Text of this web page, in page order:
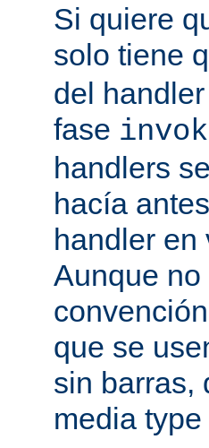
Si quiere
solo tiene
del
fase
handlers
hacía
handler en
Aunque
que se
sin barras,
media